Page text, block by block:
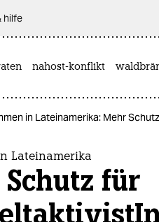
hilfe
nahost-konflikt
in Lateinamerika: Mehr
Lateinamerika
für